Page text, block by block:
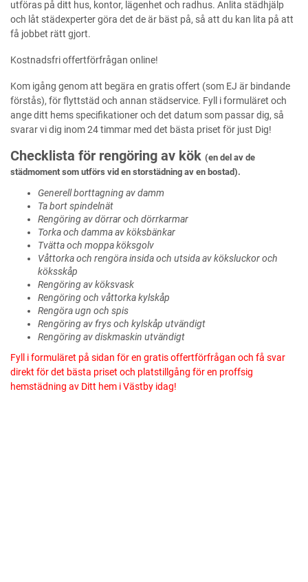
utföras på ditt hus, kontor, lägenhet och radhus. Anlita städhjälp
och låt städexperter göra det de är bäst på, så att du kan lita på att
få jobbet rätt gjort.
Kostnadsfri offertförfrågan online!
Kom igång genom att begära en gratis offert (som EJ är bindande
förstås), för flyttstäd och annan städservice. Fyll i formuläret och
ange ditt hems specifikationer och det datum som passar dig, så
svarar vi dig inom 24 timmar med det bästa priset för just Dig!
Checklista för rengöring av kök (en del av de
städmoment som utförs vid en storstädning av en bostad).
Generell borttagning av damm
Ta bort spindelnät
Rengöring av dörrar och dörrkarmar
Torka och damma av köksbänkar
Tvätta och moppa köksgolv
Våttorka och rengöra insida och utsida av köksluckor och
köksskåp
Rengöring av köksvask
Rengöring och våttorka kylskåp
Rengöra ugn och spis
Rengöring av frys och kylskåp utvändigt
Rengöring av diskmaskin utvändigt
Fyll i formuläret på sidan för en gratis offertförfrågan och få svar
direkt för det bästa priset och platstillgång för en proffsig
hemstädning av Ditt hem i Västby idag!